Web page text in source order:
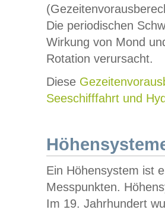
Die periodischen
Wirkung von Mond
Rotation verursacht.
Diese
Seeschifffahrt und
Ein Höhensystem ist
Messpunkten.
Im 19. Jahrhundert